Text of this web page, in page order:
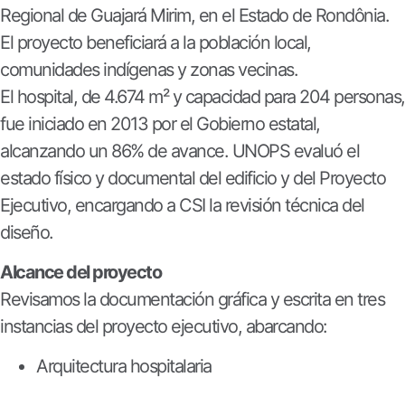
Regional de Guajará Mirim, en el Estado de Rondônia.
El proyecto beneficiará a la población local,
comunidades indígenas y zonas vecinas.
El hospital, de 4.674 m² y capacidad para 204 personas,
fue iniciado en 2013 por el Gobierno estatal,
alcanzando un 86% de avance. UNOPS evaluó el
estado físico y documental del edificio y del Proyecto
Ejecutivo, encargando a CSI la revisión técnica del
diseño.
Alcance del proyecto
Revisamos la documentación gráfica y escrita en tres
instancias del proyecto ejecutivo, abarcando:
Arquitectura hospitalaria